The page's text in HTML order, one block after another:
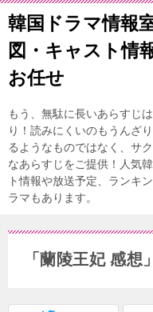
韓国ドラマ情報
図・キャスト情
お任せ
もう、無駄に長いあらすじ
り！読みにくいのもうんざ
るようなものではなく、サ
なあらすじをご提供！人気
ト情報や放送予定、ランキ
ラマもあります。
「蘭陵王妃 感想